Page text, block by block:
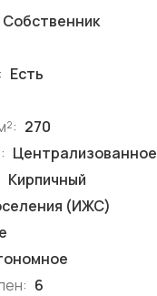
Собственник
Есть
270
Централизованное
Кирпичный
(ИЖС)
6